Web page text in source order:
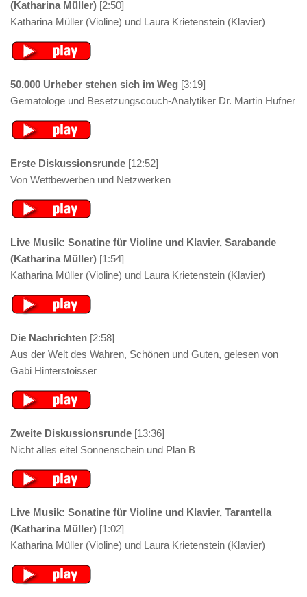
(Katharina Müller) [2:50]
Katharina Müller (Violine) und Laura Krietenstein (Klavier)
50.000 Urheber stehen sich im Weg [3:19]
Gematologe und Besetzungscouch-Analytiker Dr. Martin Hufner
Erste Diskussionsrunde [12:52]
Von Wettbewerben und Netzwerken
Live Musik: Sonatine für Violine und Klavier, Sarabande
(Katharina Müller) [1:54]
Katharina Müller (Violine) und Laura Krietenstein (Klavier)
Die Nachrichten [2:58]
Aus der Welt des Wahren, Schönen und Guten, gelesen von
Gabi Hinterstoisser
Zweite Diskussionsrunde [13:36]
Nicht alles eitel Sonnenschein und Plan B
Live Musik: Sonatine für Violine und Klavier, Tarantella
(Katharina Müller) [1:02]
Katharina Müller (Violine) und Laura Krietenstein (Klavier)